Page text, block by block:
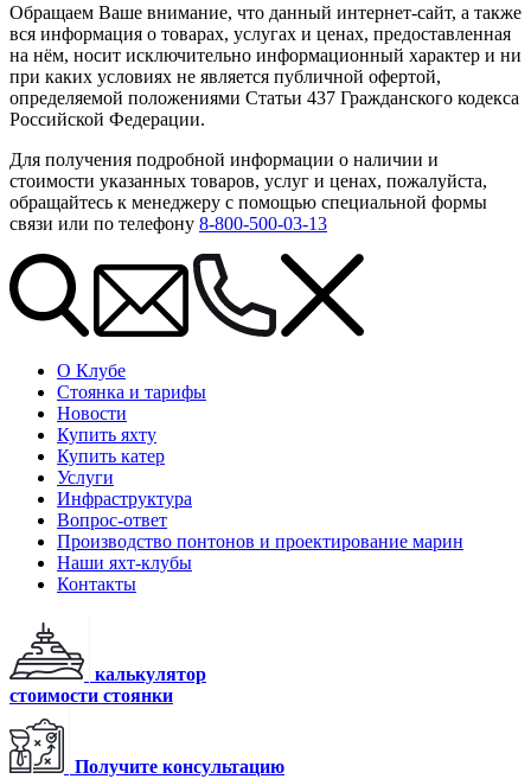
Обращаем Ваше внимание, что данный интернет-сайт, а также
вся информация о товарах, услугах и ценах, предоставленная
на нём, носит исключительно информационный характер и ни
при каких условиях не является публичной офертой,
определяемой положениями Статьи 437 Гражданского кодекса
Российской Федерации.
Для получения подробной информации о наличии и
стоимости указанных товаров, услуг и ценах, пожалуйста,
обращайтесь к менеджеру с помощью специальной формы
связи или по телефону 8-800-500-03-13
О Клубе
Стоянка и тарифы
Новости
Купить яхту
Купить катер
Услуги
Инфраструктура
Вопрос-ответ
Производство понтонов и проектирование марин
Наши яхт-клубы
Контакты
калькулятор
стоимости стоянки
Получите консультацию